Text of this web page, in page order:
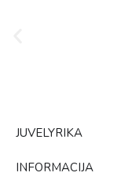
JUVELYRIKA
INFORMACIJA